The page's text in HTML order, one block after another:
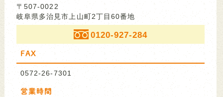
〒507-0022
岐阜県多治見市上山町2丁目60番地
0120-927-284
FAX
0572-26-7301
営業時間